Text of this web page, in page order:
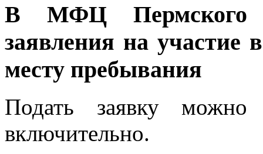
В МФЦ Пермского
заявления на участие
месту пребывания
Подать заявку
включительно.